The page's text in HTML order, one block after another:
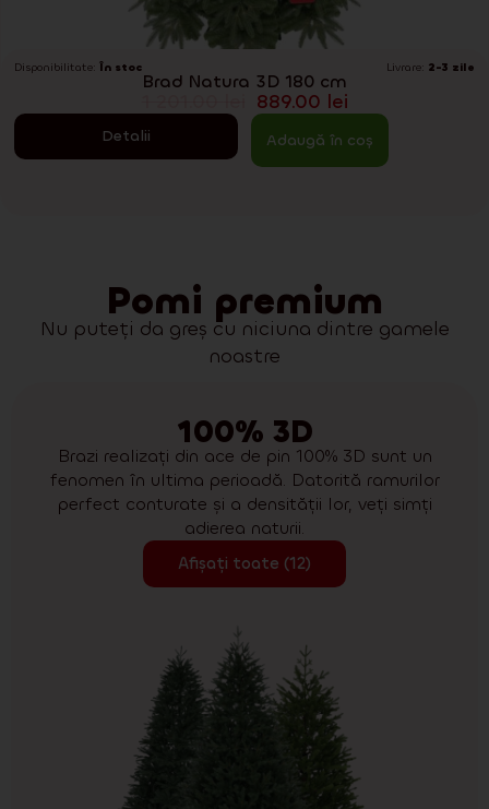
Disponibilitate: În stoc Livrare: 2-3 zile
Brad Natura 3D 180 cm
889.00 lei
Detalii Adaugă în coș
Pomi premium
Nu puteți da greș cu niciuna dintre gamele
noastre
100% 3D
Brazi realizați din ace de pin 100% 3D sunt un
fenomen în ultima perioadă. Datorită ramurilor
perfect conturate și a densității lor, veți simți
adierea naturii.
Afișați toate (12)